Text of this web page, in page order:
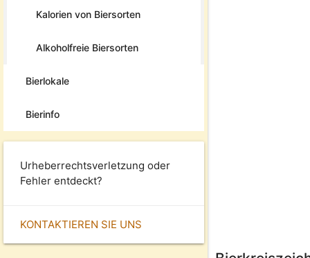
Kalorien von Biersorten
Alkoholfreie Biersorten
Bierlokale
Bierinfo
Urheberrechtsverletzung oder
Fehler entdeckt?
KONTAKTIEREN SIE UNS